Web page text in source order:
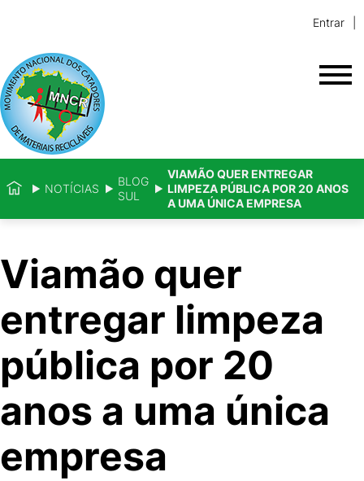
Entrar
NOTÍCIAS
BLOG
SUL
VIAMÃO QUER ENTREGAR
LIMPEZA PÚBLICA POR 20 ANOS
A UMA ÚNICA EMPRESA
Viamão quer
entregar limpeza
pública por 20
anos a uma única
empresa